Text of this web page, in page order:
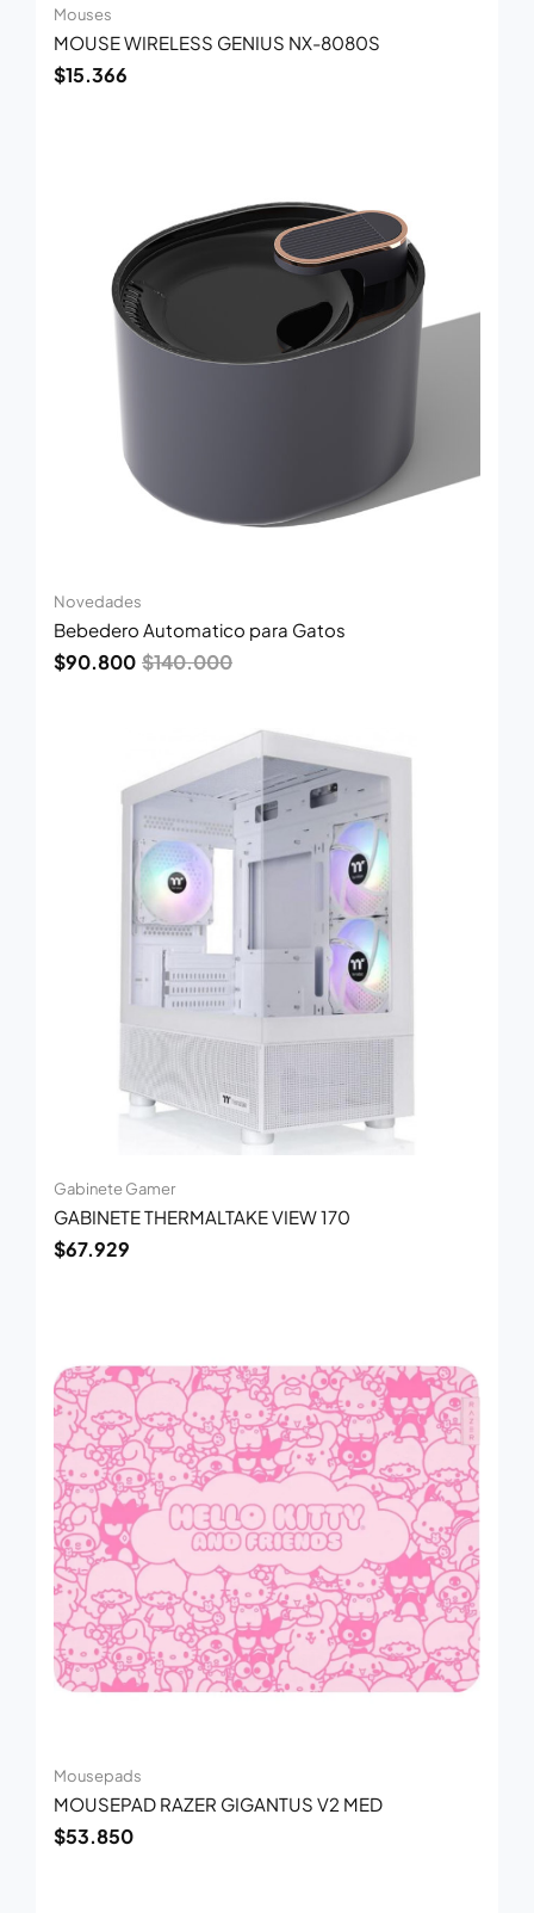
Mouses
MOUSE WIRELESS GENIUS NX-8080S
$15.366
Novedades
Bebedero Automatico para Gatos
$140.000
$90.800
Gabinete Gamer
GABINETE THERMALTAKE VIEW 170
$67.929
Mousepads
MOUSEPAD RAZER GIGANTUS V2 MED
$53.850